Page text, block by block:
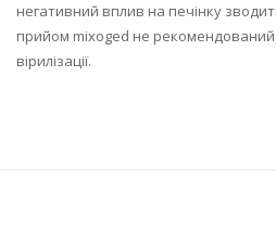
негативний вплив на печінку
прийом mixoged не
вірилізації.